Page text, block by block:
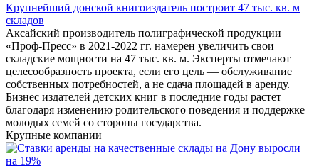
Крупнейший донской книгоиздатель построит 47 тыс. кв. м
складов
Аксайский производитель полиграфической продукции
«Проф-Пресс» в 2021-2022 гг. намерен увеличить свои
складские мощности на 47 тыс. кв. м. Эксперты отмечают
целесообразность проекта, если его цель — обслуживание
собственных потребностей, а не сдача площадей в аренду.
Бизнес издателей детских книг в последние годы растет
благодаря изменению родительского поведения и поддержке
молодых семей со стороны государства.
Крупные компании